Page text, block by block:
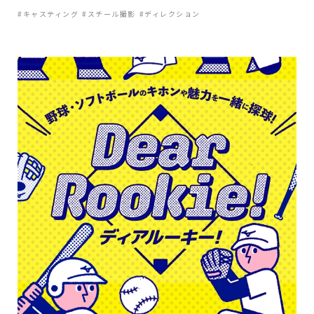
#キャスティング #スチール撮影 #ディレクション